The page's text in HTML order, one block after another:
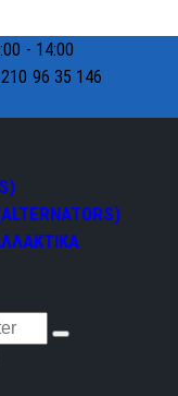
- 14:00
210 96 35 146